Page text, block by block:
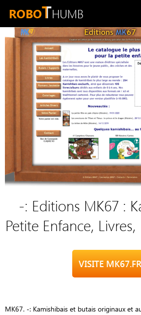
-: Editions MK67 :
Petite Enfance,
VISITE MK67.FR
MK67. -: Kamishibais et butais originaux et